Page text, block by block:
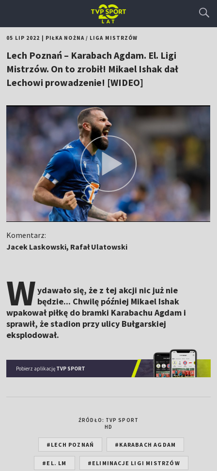
05 LIP 2022 PIŁKA NOŻNA/ LIGA MISTRZÓW
Lech Poznań – Karabach Agdam. El. Ligi
Mistrzów. On to zrobił! Mikael Ishak dał
Lechowi prowadzenie! [WIDEO]
Komentarz:
Jacek Laskowski, Rafał Ulatowski
Wydawało się, że z tej akcji nic już nie
będzie... Chwilę później Mikael Ishak
wpakował piłkę do bramki Karabachu Agdam i
sprawił, że stadion przy ulicy Bułgarskiej
eksplodował.
Pobierz aplikację TVP SPORT
ŹRÓDŁO: TVP SPORT
HD
#LECH POZNAŃ #KARABACH AGDAM
#EL. LM #ELIMINACJE LIGI MISTRZÓW